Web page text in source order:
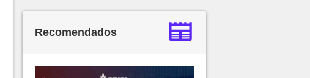
Recomendados